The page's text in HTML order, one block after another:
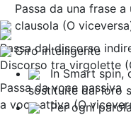
Passa da una frase a
clausola (O
Passa dal discorso
Discorso tra virgolette
Passa da voce passiva
a voce attiva (O
Giro intelligente
In Smart spin,
sostituite dai loro
Per ogni